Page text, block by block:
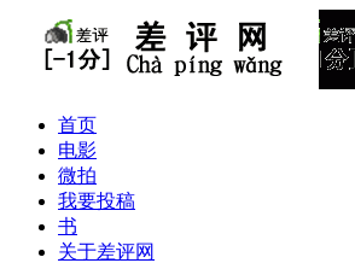
首页
电影
微拍
我要投稿
书
关于差评网